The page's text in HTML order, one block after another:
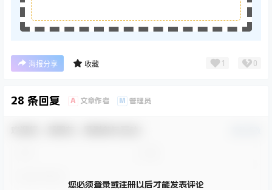
海报分享 收藏 1 0
28 条回复 A 文章作者 M 管理员
您必须登录或注册以后才能发表评论